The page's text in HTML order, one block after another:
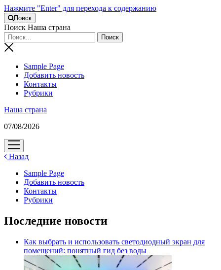
Нажмите "Enter" для перехода к содержанию
Поиск
Поиск Наша страна
Sample Page
Добавить новость
Контакты
Рубрики
Наша страна
07/08/2026
открыть
меню
Назад
Sample Page
Добавить новость
Контакты
Рубрики
Последние новости
Как выбрать и использовать светодиодный экран для
помещений: понятный гид без воды